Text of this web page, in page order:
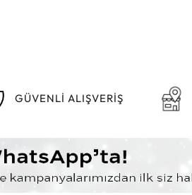
GÜVENLİ ALIŞVERİŞ